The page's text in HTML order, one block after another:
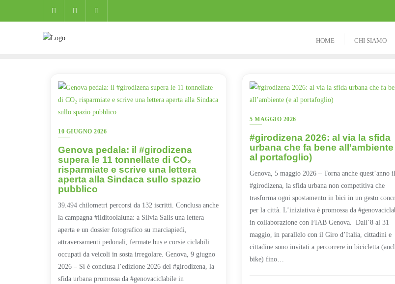
HOME CHI SIAMO
10 GIUGNO 2026
Genova pedala: il #girodizena
supera le 11 tonnellate di CO₂
risparmiate e scrive una lettera
aperta alla Sindaca sullo spazio
pubblico
39.494 chilometri percorsi da 132 iscritti. Conclusa anche
la campagna #ilditoolaluna: a Silvia Salis una lettera
aperta e un dossier fotografico su marciapiedi,
attraversamenti pedonali, fermate bus e corsie ciclabili
occupati da veicoli in sosta irregolare. Genova, 9 giugno
2026 – Si è conclusa l’edizione 2026 del #girodizena, la
sfida urbana promossa da #genovaciclabile in
5 MAGGIO 2026
#girodizena 2026: al via la sfida
urbana che fa bene all’ambiente
al portafoglio)
Genova, 5 maggio 2026 – Torna anche quest’anno il
#girodizena, la sfida urbana non competitiva che
trasforma ogni spostamento in bici in un gesto
per la città. L’iniziativa è promossa da
in collaborazione con FIAB Genova. Dall’8 al 31
maggio, in parallelo con il Giro d’Italia, cittadini e
cittadine sono invitati a percorrere in bicicletta
bike) fino…